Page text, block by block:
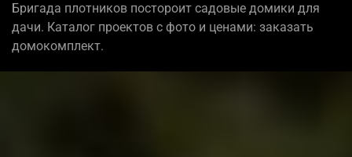
Бригада плотников постороит садовые домики для
дачи. Каталог проектов с фото и ценами: заказать
домокомплект.